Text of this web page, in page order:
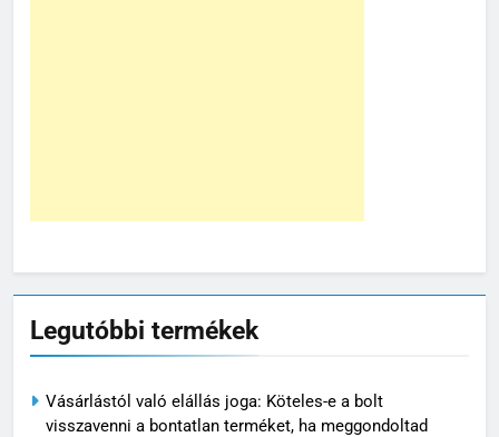
Legutóbbi termékek
Vásárlástól való elállás joga: Köteles-e a bolt
visszavenni a bontatlan terméket, ha meggondoltad